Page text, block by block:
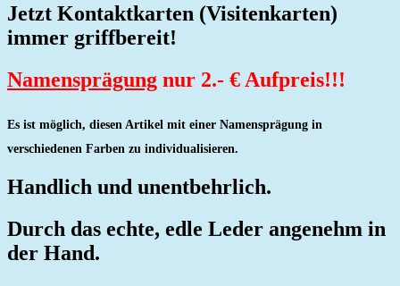
Jetzt Kontaktkarten (Visitenkarten)
immer griffbereit!
Namensprägung nur 2.- € Aufpreis!!!
Es ist möglich, diesen Artikel mit einer Namensprägung in
verschiedenen Farben zu individualisieren.
Handlich und unentbehrlich.
Durch das echte, edle Leder angenehm in
der Hand.